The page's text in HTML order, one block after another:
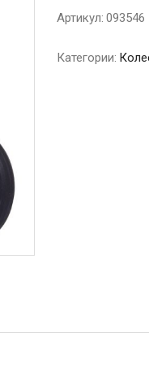
Артикул: 093546
Категории: